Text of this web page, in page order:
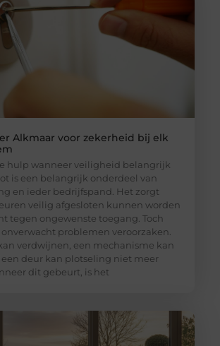
Alkmaar voor zekerheid bij elk
hulp wanneer veiligheid belangrijk
is een belangrijk onderdeel van
en ieder bedrijfspand. Het zorgt
veilig afgesloten kunnen worden
tegen ongewenste toegang. Toch
onverwacht problemen veroorzaken.
verdwijnen, een mechanisme kan
een deur kan plotseling niet meer
dit gebeurt, is het